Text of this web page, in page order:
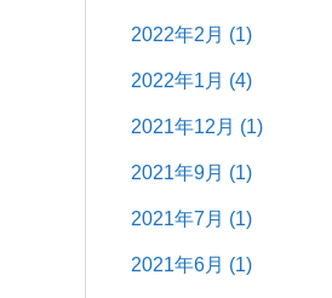
2022年2月 (1)
2022年1月 (4)
2021年12月 (1)
2021年9月 (1)
2021年7月 (1)
2021年6月 (1)